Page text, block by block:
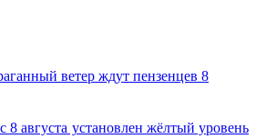
ветер ждут пензенцев 8
8 августа установлен жёлтый уровень